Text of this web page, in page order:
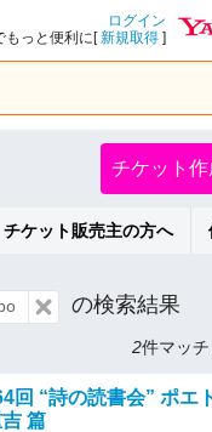
ログイン
もっと便利に[新規取得 ]
チケット作
チケット販売主の方へ
の検索結果
2件マッ
回 “詩の読書会” ポエ
篇